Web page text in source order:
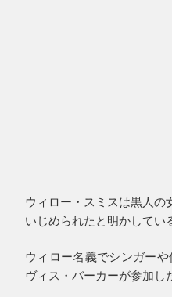
ウィロー・スミスは黒人
いじめられたと明かしてい
ウィロー名義でシンガー
ヴィス・バーカーが参加し